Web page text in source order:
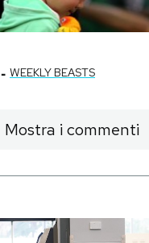
- WEEKLY BEASTS
Mostra i commenti